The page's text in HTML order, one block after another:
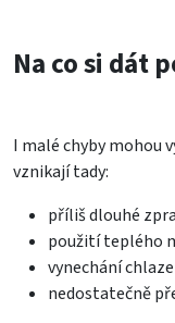
Na co si dát
I malé chyby mohou
vznikají tady:
příliš dlouhé
použití teplého
vynechání
nedostatečně